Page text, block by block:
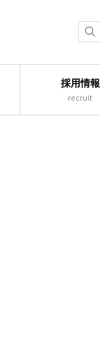
採用情報
recruit